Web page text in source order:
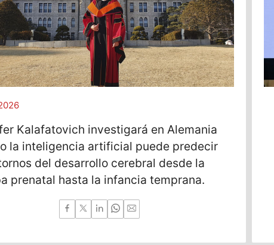
Kalafatovich investigará en Alemania
la inteligencia artificial puede predecir
del desarrollo cerebral desde la
prenatal hasta la infancia temprana.